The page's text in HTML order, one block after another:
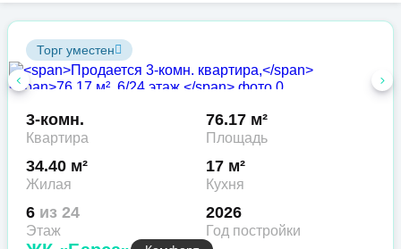
Торг уместен
3-комн.
Квартира
76.17 м²
Площадь
34.40 м²
Жилая
17 м²
Кухня
6 из 24
Этаж
2026
Год постройки